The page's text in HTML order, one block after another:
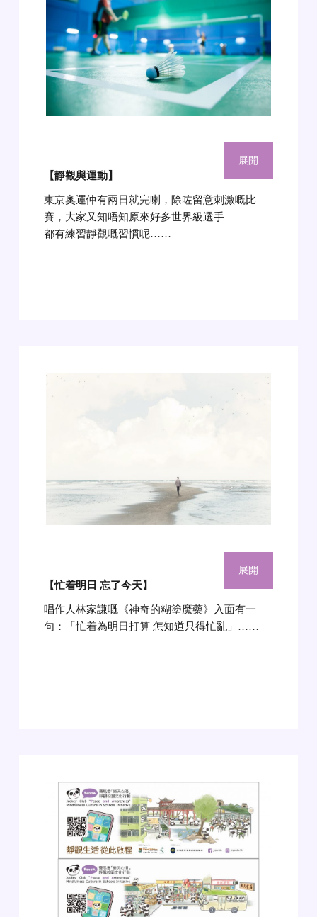
【靜觀與運動】
東京奧運仲有兩日就完喇，除咗留意刺激嘅比
賽，大家又知唔知原來好多世界級選手
都有練習靜觀嘅習慣呢……
展開
【忙着明日 忘了今天】
唱作人林家謙嘅《神奇的糊塗魔藥》入面有一
句：「忙着為明日打算 怎知道只得忙亂」……
展開